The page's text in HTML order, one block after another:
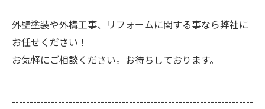
外壁塗装や外構工事、リフォームに関する事なら弊社に
お任せください！
お気軽にご相談ください。お待ちしております。
--------------------------------------------------------------------